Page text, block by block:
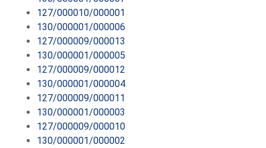
127/000010/000001
130/000001/000006
127/000009/000013
130/000001/000005
127/000009/000012
130/000001/000004
127/000009/000011
130/000001/000003
127/000009/000010
130/000001/000002